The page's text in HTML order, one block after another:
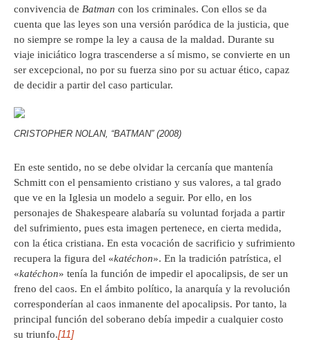
convivencia de Batman con los criminales. Con ellos se da
cuenta que las leyes son una versión paródica de la justicia, que
no siempre se rompe la ley a causa de la maldad. Durante su
viaje iniciático logra trascenderse a sí mismo, se convierte en un
ser excepcional, no por su fuerza sino por su actuar ético, capaz
de decidir a partir del caso particular.
CRISTOPHER NOLAN, “BATMAN” (2008)
En este sentido, no se debe olvidar la cercanía que mantenía
Schmitt con el pensamiento cristiano y sus valores, a tal grado
que ve en la Iglesia un modelo a seguir. Por ello, en los
personajes de Shakespeare alabaría su voluntad forjada a partir
del sufrimiento, pues esta imagen pertenece, en cierta medida,
con la ética cristiana. En esta vocación de sacrificio y sufrimiento
recupera la figura del «katéchon». En la tradición patrística, el
«katéchon» tenía la función de impedir el apocalipsis, de ser un
freno del caos. En el ámbito político, la anarquía y la revolución
corresponderían al caos inmanente del apocalipsis. Por tanto, la
principal función del soberano debía impedir a cualquier costo
su triunfo.[11]